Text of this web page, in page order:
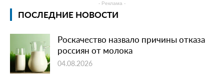
- Реклама -
ПОСЛЕДНИЕ НОВОСТИ
Роскачество назвало причины отказа
россиян от молока
04.08.2026